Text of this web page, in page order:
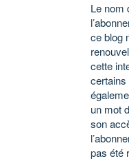
Le nom
ce blog
cette
certains
un mot
son
pas été